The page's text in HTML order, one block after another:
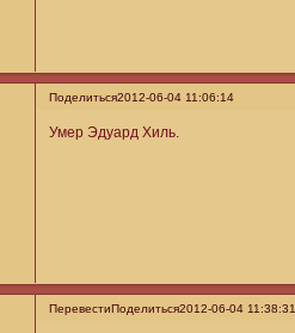
Поделиться2012-06-04 11:06:14
Умер Эдуард Хиль.
ПеревестиПоделиться2012-06-04